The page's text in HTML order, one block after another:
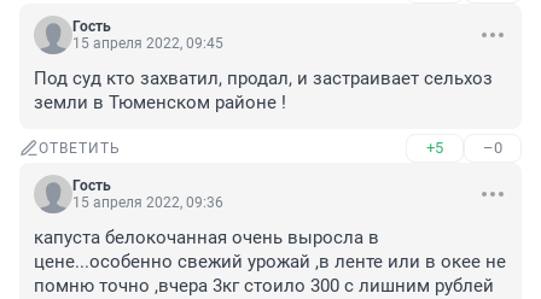
Гость
15 апреля 2022, 09:45
Под суд кто захватил, продал, и застраивает сельхоз
земли в Тюменском районе !
ОТВЕТИТЬ +5 –0
Гость
15 апреля 2022, 09:36
капуста белокочанная очень выросла в
цене...особенно свежий урожай ,в ленте или в окее не
помню точно ,вчера 3кг стоило 300 с лишним рублей